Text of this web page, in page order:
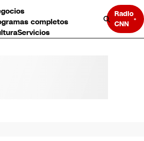
completos
Servicios
Radio
CNN